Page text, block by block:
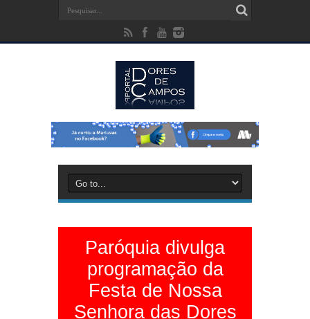
Paróquia divulga
programação da
Festa de Nossa
Senhora das Dores